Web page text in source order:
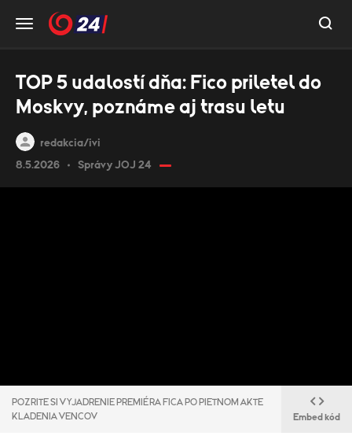
redakcia/ivi
8.5.2026
Správy JOJ 24
TOP 5 udalostí dňa: Fico priletel do
Moskvy, poznáme aj trasu letu
POZRITE SI VYJADRENIE PREMIÉRA FICA PO PIETNOM AKTE
KLADENIA VENCOV
Embed kód